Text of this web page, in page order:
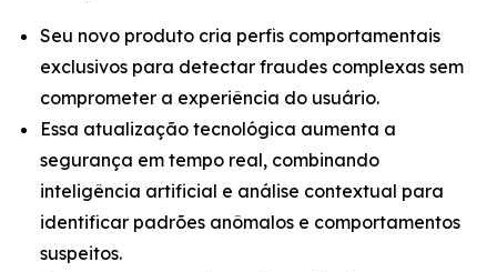
Seu novo produto cria perfis comportamentais
exclusivos para detectar fraudes complexas sem
comprometer a experiência do usuário.
Essa atualização tecnológica aumenta a
segurança em tempo real, combinando
inteligência artificial e análise contextual para
identificar padrões anômalos e comportamentos
suspeitos.